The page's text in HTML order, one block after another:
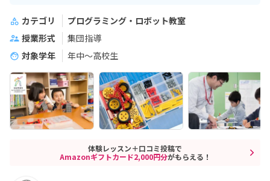
カテゴリ
プログラミング・ロボット教室
授業形式
集団指導
対象学年
年中～高校生
体験レッスン＋口コミ投稿で
Amazonギフトカード2,000円分がもらえる！